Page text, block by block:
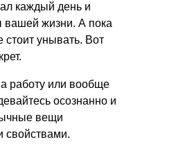
каждый день и
вашей жизни. А пока
стоит унывать. Вот
работу или вообще
осознанно и
вещи